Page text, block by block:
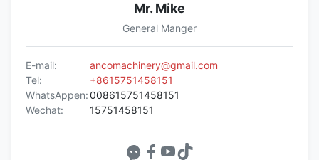
Mr. Mike
General Manger
E-mail:
ancomachinery@gmail.com
Tel:
+8615751458151
WhatsAppen:008615751458151
Wechat:
15751458151